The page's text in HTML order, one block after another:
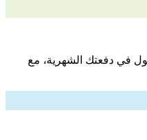
في دفعتك الشهرية، مع